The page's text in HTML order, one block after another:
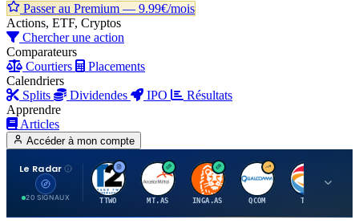
Passer au Premium — 9.99€/mois
Actions, ETF, Cryptos
Chercher une action
Comparateurs
Courtiers
Placements
Calendriers
Splits
Dividendes IPO
Résultats
Apprendre
Articles
Accéder à mon compte
Le Radar
20 SIGNAUX
T
TTWO
A
MT.AS
I
INGA.AS
Q
QCOM
T
TTE